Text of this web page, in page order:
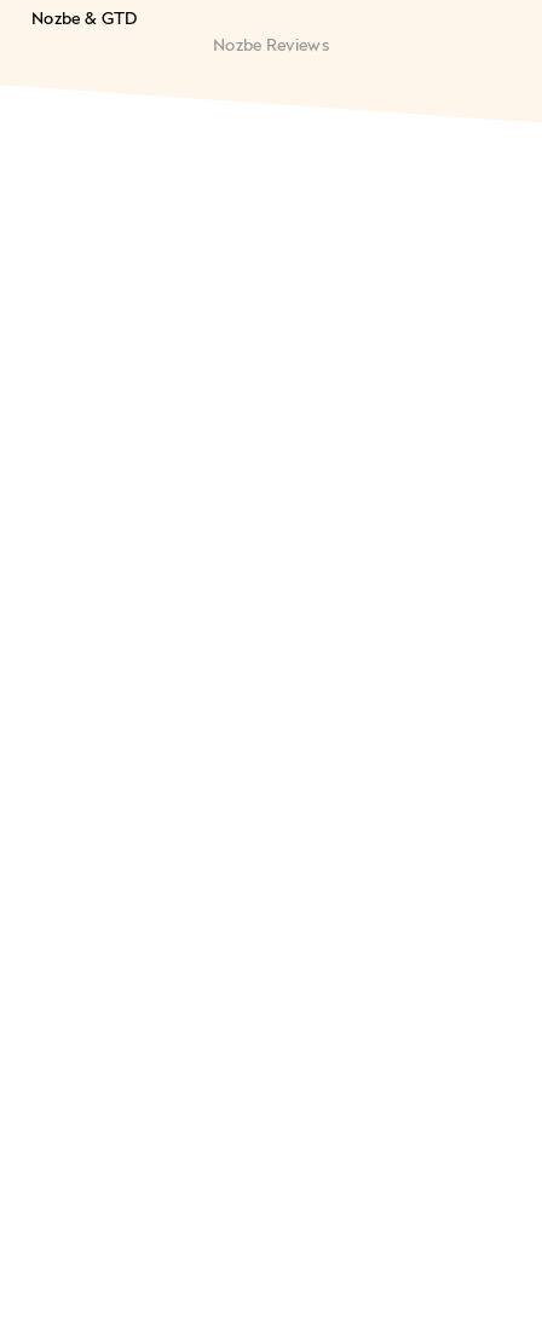
Nozbe & GTD
Nozbe Reviews